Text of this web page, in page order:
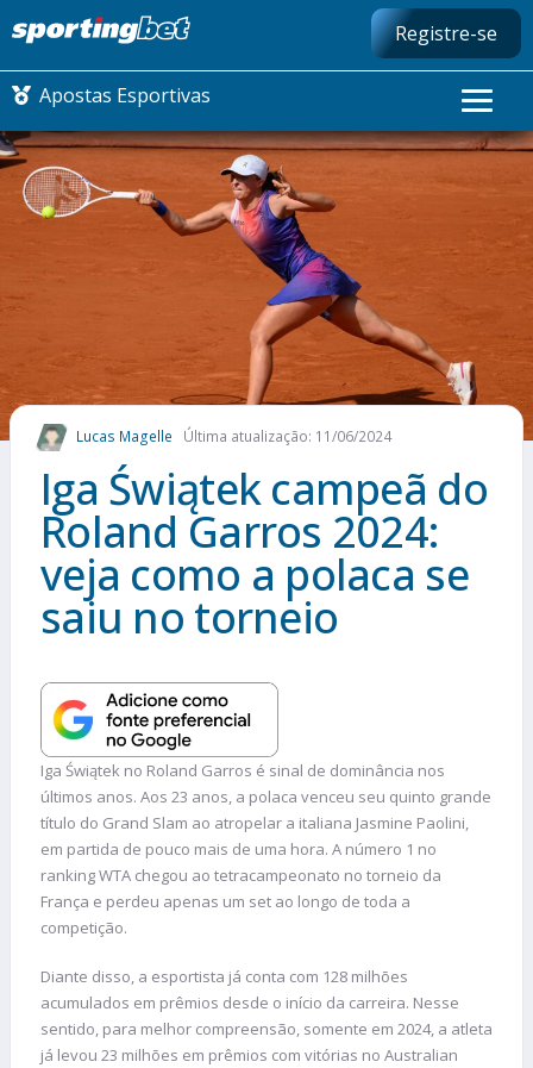
Registre-se
Apostas Esportivas
CONMEBOL LIBERTADORES
FUTEBOL NACIONAL
FUTEBOL INTERNACIONAL
COMO APOSTAR
MAIS ESPORTES
Lucas Magelle Última atualização: 11/06/2024
Iga Świątek campeã do
Roland Garros 2024:
veja como a polaca se
saiu no torneio
Iga Świątek no Roland Garros é sinal de dominância nos
últimos anos. Aos 23 anos, a polaca venceu seu quinto grande
título do Grand Slam ao atropelar a italiana Jasmine Paolini,
em partida de pouco mais de uma hora. A número 1 no
ranking WTA chegou ao tetracampeonato no torneio da
França e perdeu apenas um set ao longo de toda a
competição.
Diante disso, a esportista já conta com 128 milhões
acumulados em prêmios desde o início da carreira. Nesse
sentido, para melhor compreensão, somente em 2024, a atleta
já levou 23 milhões em prêmios com vitórias no Australian